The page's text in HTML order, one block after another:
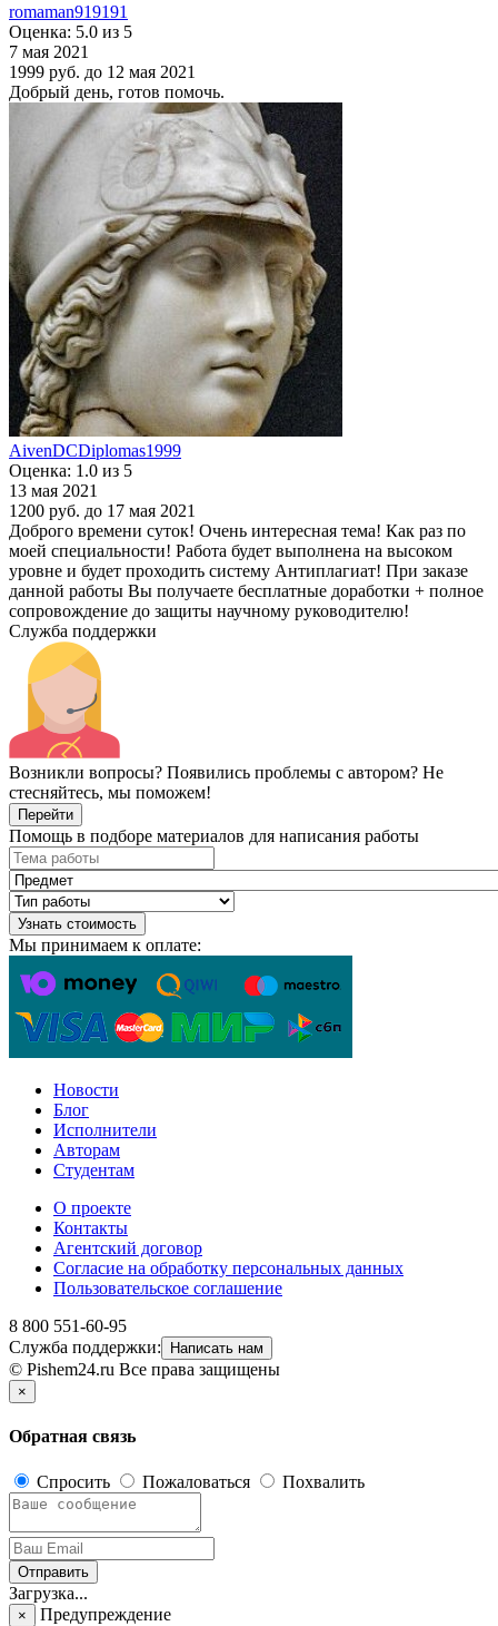
romaman919191
Оценка: 5.0 из 5
7 мая 2021
1999 руб. до 12 мая 2021
Добрый день, готов помочь.
AivenDCDiplomas1999
Оценка: 1.0 из 5
13 мая 2021
1200 руб. до 17 мая 2021
Доброго времени суток! Очень интересная тема! Как раз по
моей специальности! Работа будет выполнена на высоком
уровне и будет проходить систему Антиплагиат! При заказе
данной работы Вы получаете бесплатные доработки + полное
сопровождение до защиты научному руководителю!
Служба поддержки
Возникли вопросы? Появились проблемы с автором? Не
стесняйтесь, мы поможем!
Перейти
Помощь в подборе материалов для написания работы
Узнать стоимость
Мы принимаем к оплате:
Новости
Блог
Исполнители
Авторам
Студентам
О проекте
Контакты
Агентский договор
Согласие на обработку персональных данных
Пользовательское соглашение
8 800 551-60-95
Служба поддержки:
Написать нам
© Pishem24.ru Все права защищены
×
Обратная связь
Спросить Пожаловаться Похвалить
Отправить
Загрузка...
×
Предупреждение